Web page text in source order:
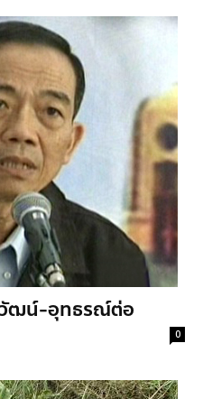
วัฒน์-อุทธรณ์ต่อ
0